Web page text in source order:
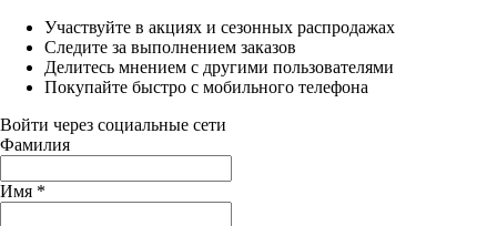
Участвуйте в акциях и сезонных распродажах
Следите за выполнением заказов
Делитесь мнением с другими пользователями
Покупайте быстро с мобильного телефона
Войти через социальные сети
Фамилия
Имя *